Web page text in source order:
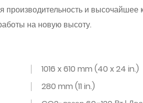
производительность и высочайшее
на новую высоту.
1016 x 610 mm (40 x 24 in.)
280 mm (11 in.)